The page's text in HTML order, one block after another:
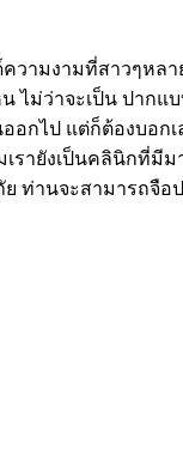
วามงามที่สาวๆหล
ไม่ว่าจะเป็น ปาก
กไป แต่ก็ต้องบอก
มเรายังเป็นคลินิก
ท่านจะสามารถจือ